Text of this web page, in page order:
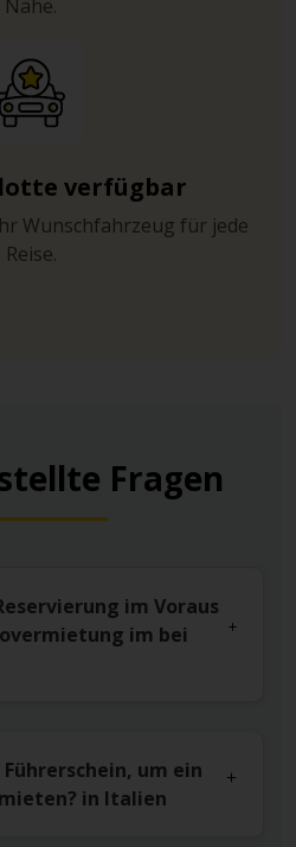
Nähe.
verfügbar
Wunschfahrzeug für jede
Reise.
Fragen
im Voraus
im bei
um ein
in Italien